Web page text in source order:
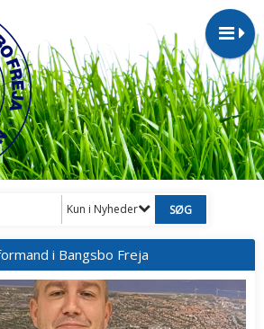
Kun i Nyheder
i Bangsbo Freja